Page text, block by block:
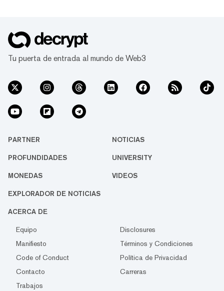
Tu puerta de entrada al mundo de Web3
PARTNER NOTICIAS
PROFUNDIDADES UNIVERSITY
MONEDAS VIDEOS
EXPLORADOR DE NOTICIAS
ACERCA DE
Equipo
Disclosures
Manifiesto
Términos y Condiciones
Code of Conduct
Política de Privacidad
Contacto
Carreras
Trabajos